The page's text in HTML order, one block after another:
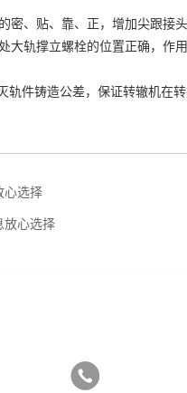
密、贴、靠、正，增加尖跟接
大轨撑立螺栓的位置正确，作
件铸造公差，保证转辙机在转
心选择
放心选择